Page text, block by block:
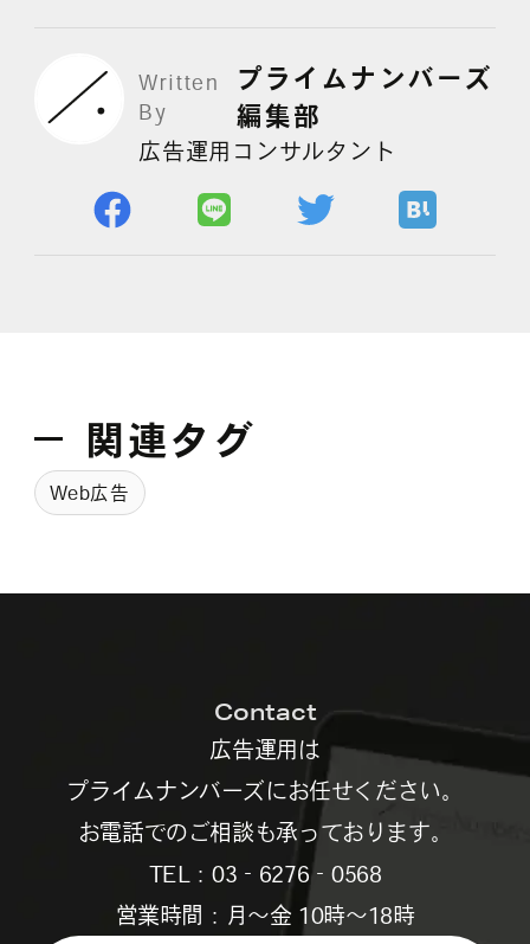
Written
By
プライムナンバーズ
編集部
広告運用コンサルタント
関連タグ
Web広告
Contact
広告運用は
プライムナンバーズにお任せください。
お電話でのご相談も承っております。
TEL：03‐6276‐0568
営業時間：月～金 10時～18時